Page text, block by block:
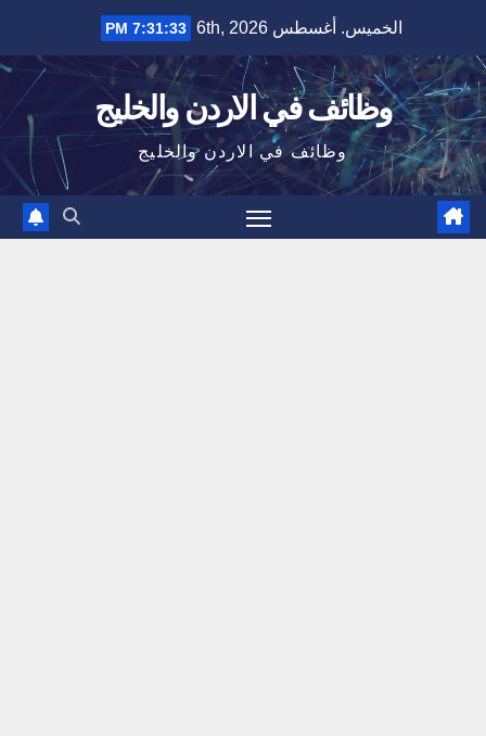
content
الخميس. أغسطس 6th, 2026 7:31:34 PM
وظائف في الاردن والخليج
وظائف في الاردن والخليج